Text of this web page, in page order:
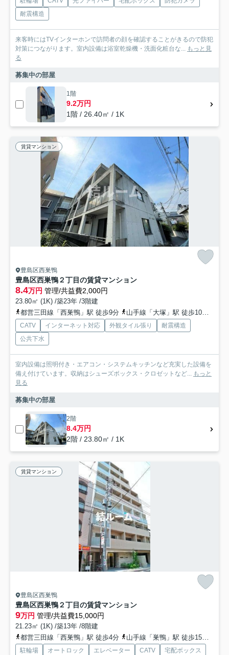
耐震構造
来客時にはTVインターホンで訪問者の顔を確認することがきるので防犯
対策につながります。室内設備は浴室乾燥機・洗面化粧台な... もっと見
る
募集中の部屋
1階
9.2万円
1階 / 26.40㎡ / 1K
賃貸マンション
豊島区西巣鴨
豊島区西巣鴨２丁目の賃貸マンション
8.4万円 管理/共益費2,000円
23.80㎡ (1K) /築23年 /3階建
都営三田線「西巣鴨」駅 徒歩9分
山手線「大塚」駅 徒歩10分
CATV インターネット対応 外観タイル張り
耐震構造
公共下水
室内設備は照明付き・エアコン・システムキッチンなど充実した設備を
備え付けています。収納はシューズボックス・クロゼットなど... もっと
見る
募集中の部屋
2階
8.4万円
2階 / 23.80㎡ / 1K
賃貸マンション
豊島区西巣鴨
豊島区西巣鴨２丁目の賃貸マンション
9万円 管理/共益費15,000円
21.23㎡ (1K) /築13年 /8階建
都営三田線「西巣鴨」駅 徒歩4分
山手線「巣鴨」駅 徒歩15分
駐輪場 オートロック エレベーター CATV
宅配ボックス